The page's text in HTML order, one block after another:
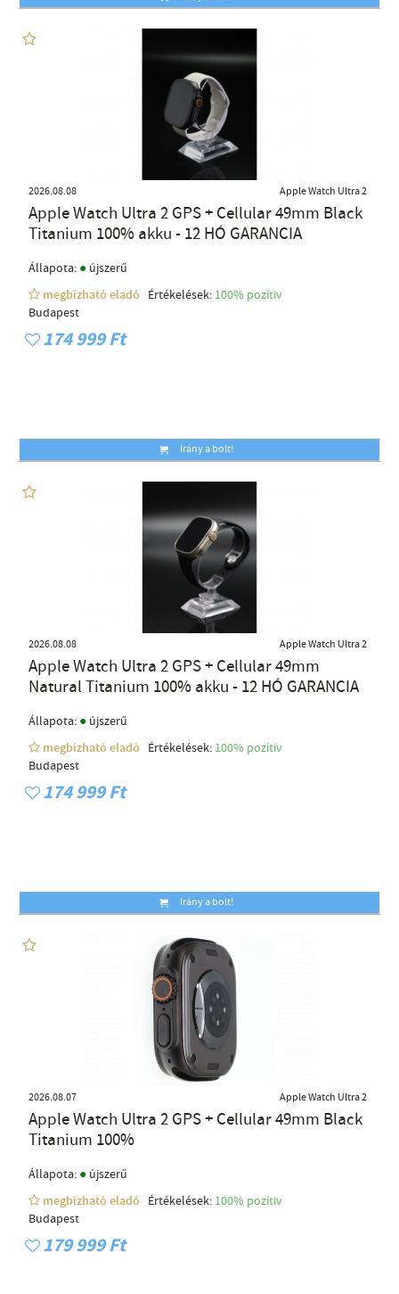
2026.08.08 Apple Watch Ultra 2
Apple Watch Ultra 2 GPS + Cellular 49mm Black
Titanium 100% akku - 12 HÓ GARANCIA
Állapota: ● újszerű
megbízható eladó
Értékelések: 100% pozítiv
Budapest
174 999 Ft
Irány a bolt!
2026.08.08 Apple Watch Ultra 2
Apple Watch Ultra 2 GPS + Cellular 49mm
Natural Titanium 100% akku - 12 HÓ GARANCIA
Állapota: ● újszerű
megbízható eladó
Értékelések: 100% pozítiv
Budapest
174 999 Ft
Irány a bolt!
2026.08.07 Apple Watch Ultra 2
Apple Watch Ultra 2 GPS + Cellular 49mm Black
Titanium 100%
Állapota: ● újszerű
megbízható eladó
Értékelések: 100% pozítiv
Budapest
179 999 Ft